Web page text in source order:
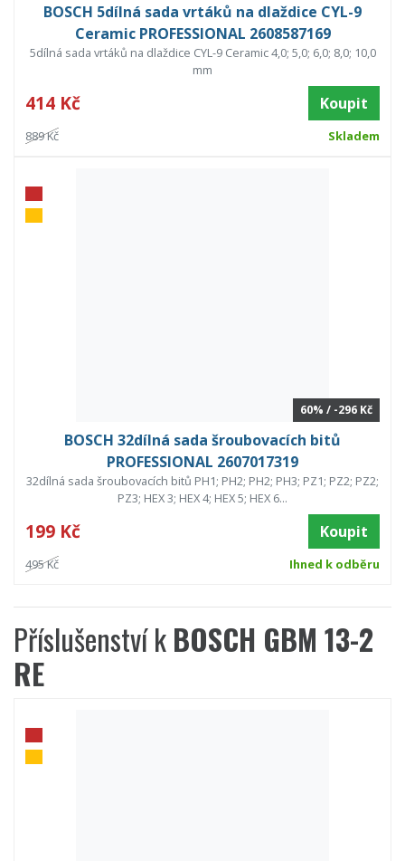
BOSCH 5dílná sada vrtáků na dlaždice CYL-9
Ceramic PROFESSIONAL 2608587169
5dílná sada vrtáků na dlaždice CYL-9 Ceramic 4,0; 5,0; 6,0; 8,0; 10,0
mm
414 Kč Koupit
889 Kč Skladem
60% / -296 Kč
BOSCH 32dílná sada šroubovacích bitů
PROFESSIONAL 2607017319
32dílná sada šroubovacích bitů PH1; PH2; PH2; PH3; PZ1; PZ2; PZ2;
PZ3; HEX 3; HEX 4; HEX 5; HEX 6...
199 Kč Koupit
495 Kč Ihned k odběru
Příslušenství kBOSCH GBM 13-2
RE